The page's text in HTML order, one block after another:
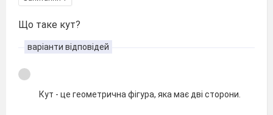
Що таке кут?
варіанти відповідей
Кут - це геометрична фігура, яка має дві сторони.